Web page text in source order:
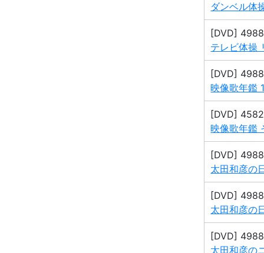
ダンベル体
[DVD]
テレビ体操
[DVD]
映像歌年鑑
[DVD]
映像歌年鑑
[DVD]
太田和彦の
[DVD]
太田和彦の
[DVD]
太田和彦の